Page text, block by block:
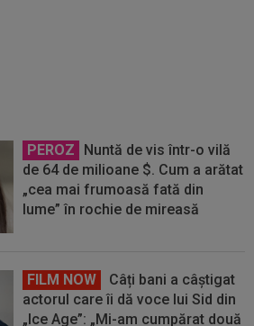
PEROZ
Nuntă de vis într-o vilă
de 64 de milioane $. Cum a arătat
„cea mai frumoasă fată din
lume” în rochie de mireasă
FILM NOW
Câți bani a câștigat
actorul care îi dă voce lui Sid din
„Ice Age”: „Mi-am cumpărat două